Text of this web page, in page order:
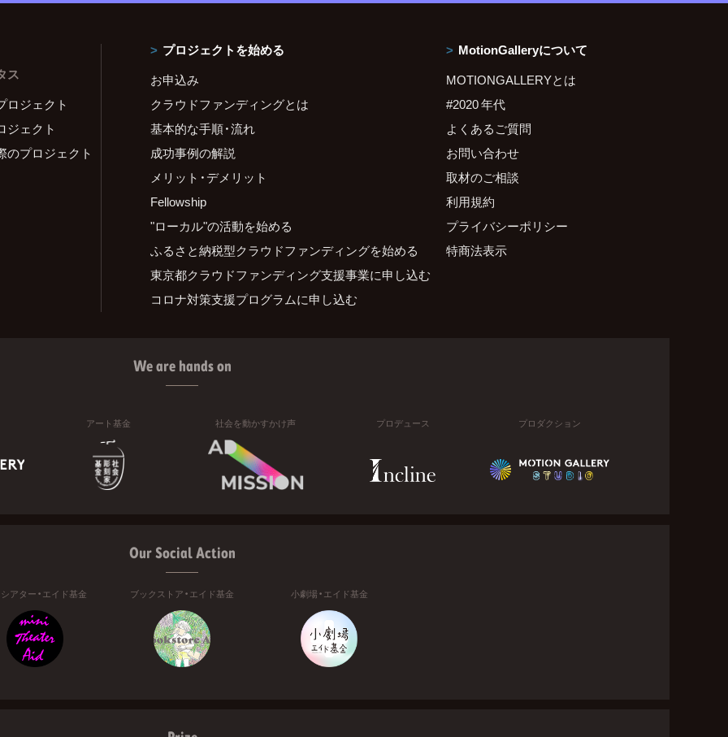
ス
ロジェクト
ジェクト
のプロジェクト
プロジェクトを始める
お申込み
クラウドファンディングとは
基本的な手順・流れ
成功事例の解説
メリット・デメリット
Fellowship
"ローカル"の活動を始める
ふるさと納税型クラウドファンディングを始める
東京都クラウドファンディング支援事業に申し込む
コロナ対策支援プログラムに申し込む
MotionGalleryについて
MOTIONGALLERYとは
#2020 年代
よくあるご質問
お問い合わせ
取材のご相談
利用規約
プライバシーポリシー
特商法表示
We are hands on
アート基金 社会を動かすかけ声 プロデュース プロダクション
Our Social Action
アター・エイド基金 ブックストア・エイド基金 小劇場・エイド基金